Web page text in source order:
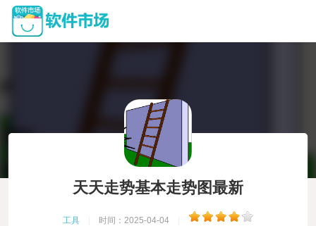
天天走势基本走势图最新
工具 时间：2025-04-04